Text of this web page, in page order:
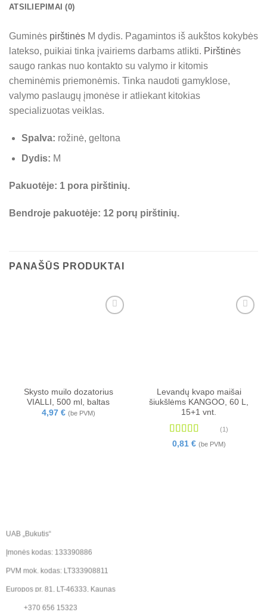
ATSILIEPIMAI (0)
Guminės pirštinės M dydis. Pagamintos iš aukštos kokybės
latekso, puikiai tinka įvairiems darbams atlikti. Pirštinės
saugo rankas nuo kontakto su valymo ir kitomis
cheminėmis priemonėmis. Tinka naudoti gamyklose,
valymo paslaugų įmonėse ir atliekant kitokias
specializuotas veiklas.
Spalva: rožinė, geltona
Dydis: M
Pakuotėje: 1 pora pirštinių.
Bendroje pakuotėje: 12 porų pirštinių.
PANAŠŪS PRODUKTAI
Skysto muilo dozatorius
VIALLI, 500 ml, baltas
4,97 € (be PVM)
Levandų kvapo maišai
šiukšlėms KANGOO, 60 L,
15+1 vnt.
Įvertinimas:
(1)
0,81 € (be PVM)
UAB „Bukutis“
Įmonės kodas: 133390886
PVM mok. kodas: LT333908811
Europos pr. 81, LT-46333, Kaunas
+370 656 15323